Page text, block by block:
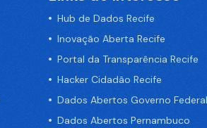
Hub de Dados Recife
Inovação Aberta Recife
Portal da Transparência Recife
Hacker Cidadão Recife
Dados Abertos Governo Federal
Dados Abertos Pernambuco